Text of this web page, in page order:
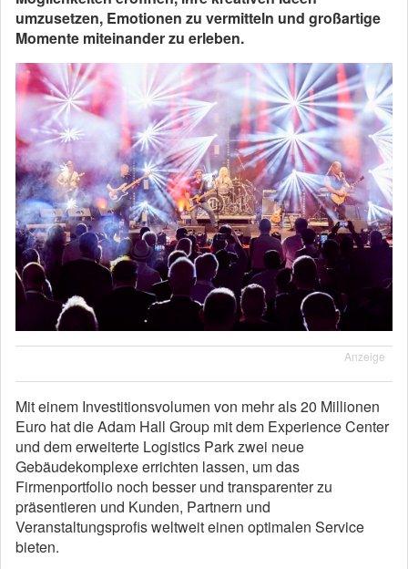
umzusetzen, Emotionen zu vermitteln und großartige
Momente miteinander zu erleben.
Anzeige
Mit einem Investitionsvolumen von mehr als 20 Millionen
Euro hat die Adam Hall Group mit dem Experience Center
und dem erweiterte Logistics Park zwei neue
Gebäudekomplexe errichten lassen, um das
Firmenportfolio noch besser und transparenter zu
präsentieren und Kunden, Partnern und
Veranstaltungsprofis weltweit einen optimalen Service
bieten.